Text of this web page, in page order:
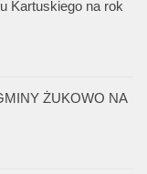
Kartuskiego na rok
ŻUKOWO NA